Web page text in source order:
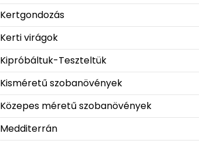
Kertgondozás
Kerti virágok
Kipróbáltuk-Teszteltük
Kisméretű szobanövények
Közepes méretű szobanövények
Medditerrán